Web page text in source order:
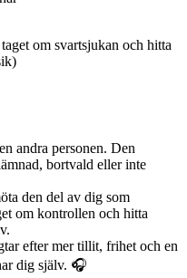
om svartsjukan och hitta
andra personen. Den
bortvald eller inte
den del av dig som
om kontrollen och hitta
efter mer tillit, frihet och en
dig själv. 🎧